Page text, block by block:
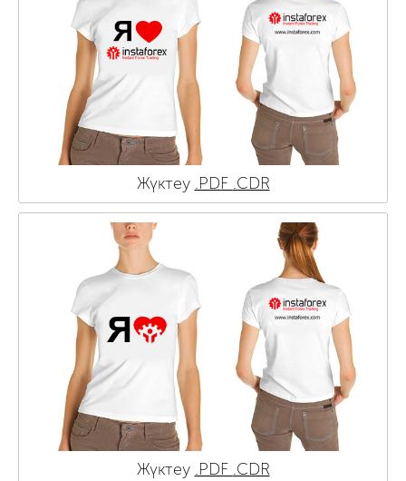
Жүктеу .PDF .CDR
Жүктеу .PDF .CDR